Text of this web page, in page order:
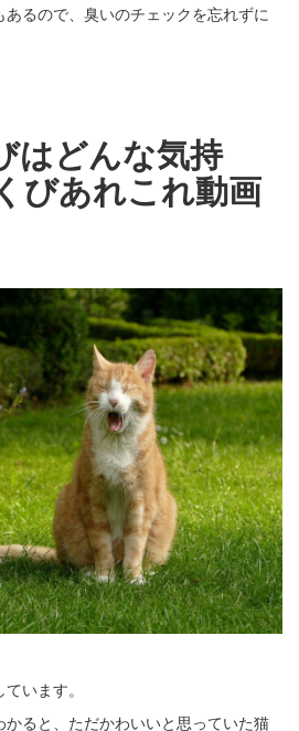
るので、臭いのチェックを忘れずに
はどんな気持
びあれこれ動画
います。
ると、ただかわいいと思っていた猫